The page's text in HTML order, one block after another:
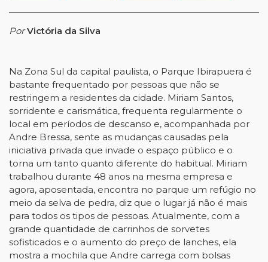
Por Victória da Silva
Na Zona Sul da capital paulista, o Parque Ibirapuera é
bastante frequentado por pessoas que não se
restringem a residentes da cidade. Miriam Santos,
sorridente e carismática, frequenta regularmente o
local em períodos de descanso e, acompanhada por
Andre Bressa, sente as mudanças causadas pela
iniciativa privada que invade o espaço público e o
torna um tanto quanto diferente do habitual. Miriam
trabalhou durante 48 anos na mesma empresa e
agora, aposentada, encontra no parque um refúgio no
meio da selva de pedra, diz que o lugar já não é mais
para todos os tipos de pessoas. Atualmente, com a
grande quantidade de carrinhos de sorvetes
sofisticados e o aumento do preço de lanches, ela
mostra a mochila que Andre carrega com bolsas